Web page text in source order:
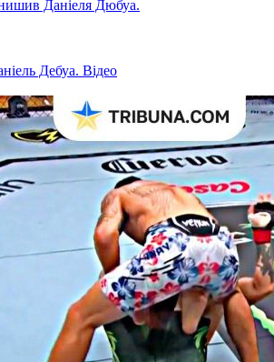
Дебуа. Відео